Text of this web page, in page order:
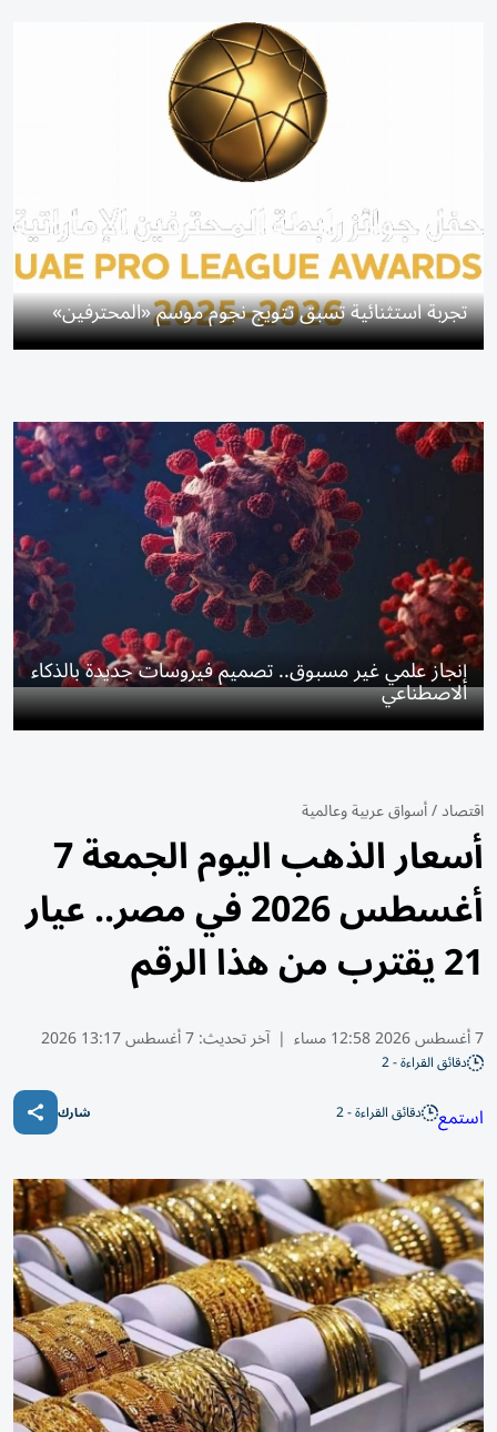
تجربة استثنائية تسبق تتويج نجوم موسم «المحترفين»
إنجاز علمي غير مسبوق.. تصميم فيروسات جديدة بالذكاء
الاصطناعي
اقتصاد/أسواق عربية وعالمية
أسعار الذهب اليوم الجمعة 7
أغسطس 2026 في مصر.. عيار
21 يقترب من هذا الرقم
7 أغسطس 2026 12:58 مساء | آخر تحديث:7 أغسطس 13:17 2026
دقائق القراءة - 2
استمع دقائق القراءة - 2 شارك